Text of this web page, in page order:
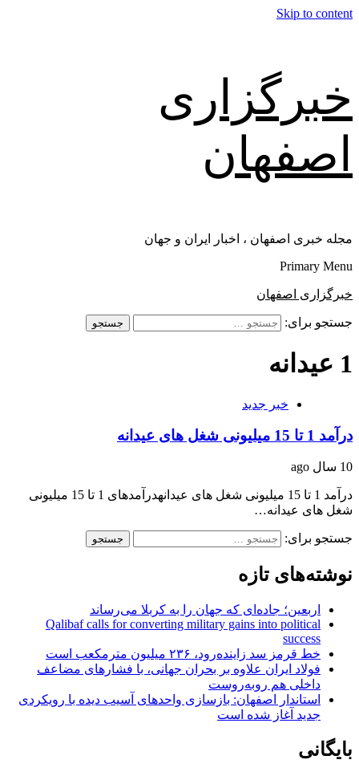
Skip to content
خبرگزاری
اصفهان
مجله خبری اصفهان ، اخبار ایران و جهان
Primary Menu
خبرگزاری اصفهان
جستجو برای:
1 عیدانه
خبر جدید
درآمد 1 تا 15 میلیونی شغل های عیدانه
10 سال ago
درآمد 1 تا 15 میلیونی شغل های عیدانهدرآمدهای 1 تا 15 میلیونی
شغل های عیدانه…
جستجو برای:
نوشته‌های تازه
اربعین؛ جاده‌ای که جهان را به کربلا می‌رساند
Qalibaf calls for converting military gains into political
success
خط قرمز سد زاینده‌رود، ۲۳۶ میلیون مترمکعب است
فولاد ایران علاوه بر بحران جهانی، با فشارهای مضاعف
داخلی هم روبه‌روست
استاندار اصفهان: بازسازی واحدهای آسیب دیده با رویکردی
جدید آغاز شده است
بایگانی